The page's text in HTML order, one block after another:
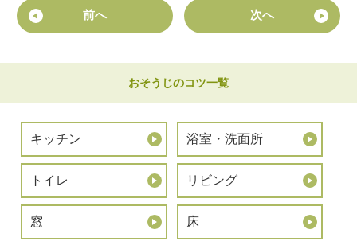
前へ 次へ
おそうじのコツ一覧
キッチン 浴室・洗面所
トイレ リビング
窓 床